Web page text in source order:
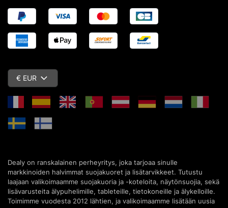
€ EUR
Dealy on ranskalainen perheyritys, joka tarjoaa sinulle
markkinoiden halvimmat suojakuoret ja lisätarvikkeet. Tutustu
laajaan valikoimaamme suojakuoria ja -koteloita, näytönsuojia, sekä
lisävarusteita älypuhelimille, tableteille, tietokoneille ja älykelloille.
Toimimme vuodesta 2012 lähtien, ja valikoimaamme lisätään uusia